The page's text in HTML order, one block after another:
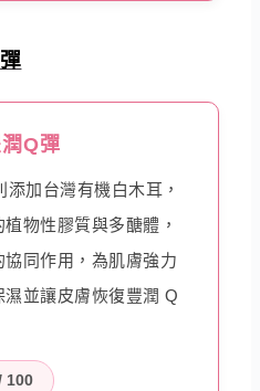
Q彈
添加台灣有機白木耳，
物性膠質與多醣體，
同作用，為肌膚強力
並讓皮膚恢復豐潤 Q
100